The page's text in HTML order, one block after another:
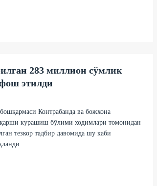
283 миллион сўмлик
этилди
Контрабанда ва божхона
курашиш бўлими ходимлари томонидан
тезкор тадбир давомида шу каби